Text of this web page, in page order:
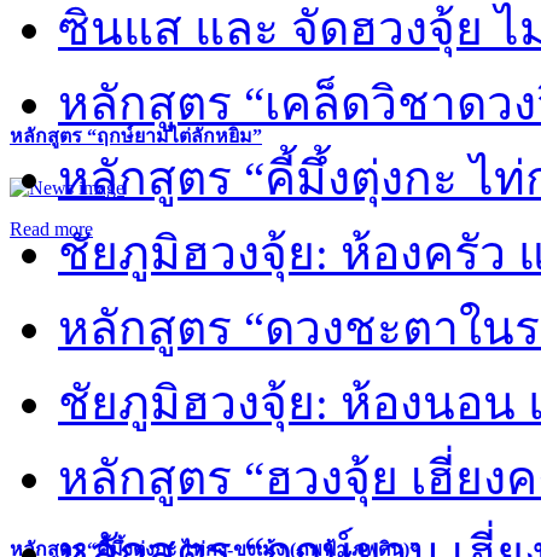
หลักสูตร “ฤกษ์ยามไต่ลักหยิ่ม”
Read more
หลักสูตร “คี้มึ้งตุ่งกะ ไท่กง-ขงเม้ง (ภพฟ้า ภพดิน)”
ซินแส และ จัดฮวงจุ้ย ไ
หลักสูตร “เคล็ดวิชาดว
หลักสูตร “คี้มึ้งตุ่งกะ ไ
ชัยภูมิฮวงจุ้ย: ห้องครัว
หลักสูตร “ดวงชะตาใน
ชัยภูมิฮวงจุ้ย: ห้องนอน
หลักสูตร “ฮวงจุ้ย เฮี่ยง